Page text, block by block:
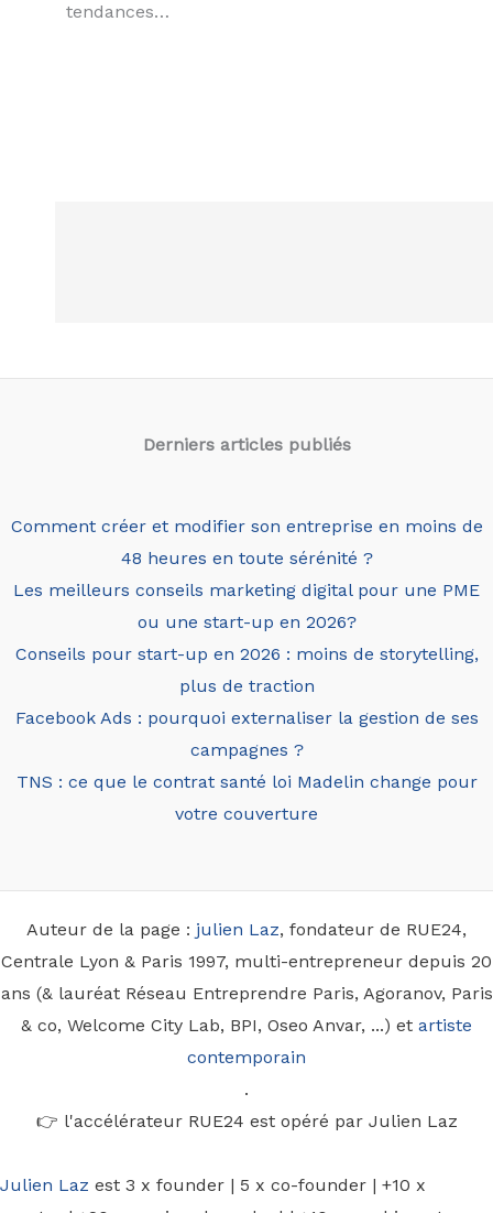
tendances…
Derniers articles publiés
Comment créer et modifier son entreprise en moins de
48 heures en toute sérénité ?
Les meilleurs conseils marketing digital pour une PME
ou une start-up en 2026?
Conseils pour start-up en 2026 : moins de storytelling,
plus de traction
Facebook Ads : pourquoi externaliser la gestion de ses
campagnes ?
TNS : ce que le contrat santé loi Madelin change pour
votre couverture
Auteur de la page : julien Laz, fondateur de RUE24,
Centrale Lyon & Paris 1997, multi-entrepreneur depuis 20
ans (& lauréat Réseau Entreprendre Paris, Agoranov, Paris
& co, Welcome City Lab, BPI, Oseo Anvar, ...) et artiste
contemporain
.
👉 l'accélérateur RUE24 est opéré par Julien Laz
Julien Laz est 3 x founder | 5 x co-founder | +10 x